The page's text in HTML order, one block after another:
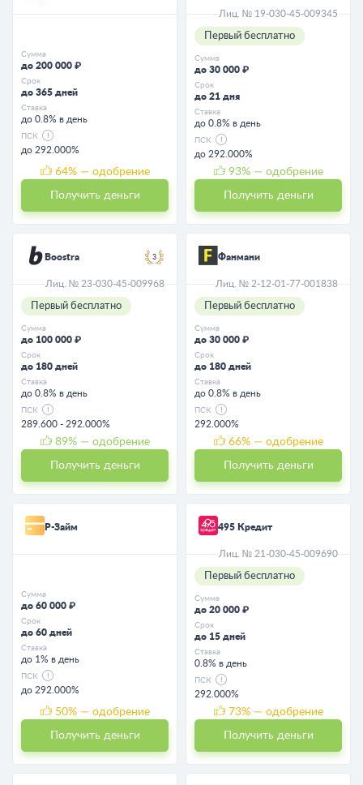
Сумма
до 200 000 ₽
Срок
до 365 дней
Ставка
до 0.8% в день
ПСК
до 292.000%
64% — одобрение
Получить деньги
Лиц. № 19-030-45-009345
Первый бесплатно
Сумма
до 30 000 ₽
Срок
до 21 дня
Ставка
до 0.8% в день
ПСК
до 292.000%
93% — одобрение
Получить деньги
Boostra 3
Лиц. № 23-030-45-009968
Первый бесплатно
Сумма
до 100 000 ₽
Срок
до 180 дней
Ставка
до 0.8% в день
ПСК
289.600 - 292.000%
89% — одобрение
Получить деньги
Фанмани
Лиц. № 2-12-01-77-001838
Первый бесплатно
Сумма
до 30 000 ₽
Срок
до 180 дней
Ставка
до 0.8% в день
ПСК
292.000%
66% — одобрение
Получить деньги
Р-Займ
Сумма
до 60 000 ₽
Срок
до 60 дней
Ставка
до 1% в день
ПСК
до 292.000%
50% — одобрение
Получить деньги
495 Кредит
Лиц. № 21-030-45-009690
Первый бесплатно
Сумма
до 20 000 ₽
Срок
до 15 дней
Ставка
0.8% в день
ПСК
292.000%
73% — одобрение
Получить деньги